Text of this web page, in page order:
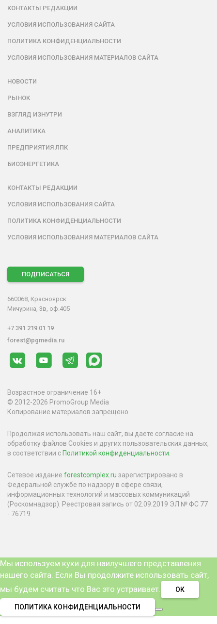
КОНТАКТЫ РЕДАКЦИИ
УСЛОВИЯ ИСПОЛЬЗОВАНИЯ САЙТА
ПОЛИТИКА КОНФИДЕНЦИАЛЬНОСТИ
УСЛОВИЯ ИСПОЛЬЗОВАНИЯ МАТЕРИАЛОВ САЙТА
НОВОСТИ
РЫНОК
ВЗГЛЯД ИЗНУТРИ
АНАЛИТИКА
ПРЕДПРИЯТИЯ ЛПК
БИОЭНЕРГЕТИКА
КОНТАКТЫ РЕДАКЦИИ
УСЛОВИЯ ИСПОЛЬЗОВАНИЯ САЙТА
ПОЛИТИКА КОНФИДЕНЦИАЛЬНОСТИ
УСЛОВИЯ ИСПОЛЬЗОВАНИЯ МАТЕРИАЛОВ САЙТА
ПОДПИСАТЬСЯ
660068, Красноярск
Мичурина, 3в, оф.405
+7 391 219 01 19
forest@pgmedia.ru
Возрастное ограничение 16+
© 2012-2026 PromoGroup Media
Копирование материалов запрещено.
Продолжая использовать наш сайт, вы даете согласие на
обработку файлов Cookies и других пользовательских данных,
в соответствии сПолитикой конфиденциальности
Сетевое издание forestcomplex.ru зарегистрировано в
Федеральной службе по надзору в сфере связи,
информационных технологий и массовых коммуникаций
(Роскомнадзор). Реестровая запись от 02.09.2019 ЭЛ № ФС 77
- 76719.
Мы используем куки для наилучшего представления
нашего сайта. Если Вы продолжите использовать сайт,
мы будем считать что Вас это устраивает.
ОК
ПОЛИТИКА КОНФИДЕНЦИАЛЬНОСТИ